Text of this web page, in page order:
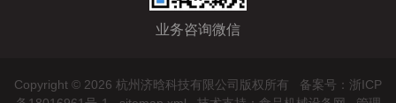
业务咨询微信
Copyright © 2026 杭州济晗科技有限公司版权所有 备案号：浙ICP